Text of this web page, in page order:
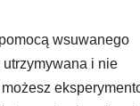
wsuwanego
i nie